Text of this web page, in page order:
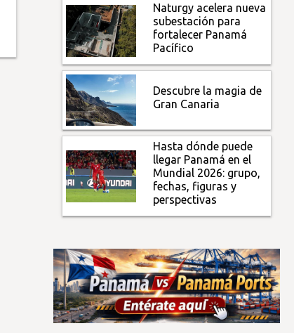
Naturgy acelera nueva
subestación para
fortalecer Panamá
Pacífico
Descubre la magia de
Gran Canaria
Hasta dónde puede
llegar Panamá en el
Mundial 2026: grupo,
fechas, figuras y
perspectivas